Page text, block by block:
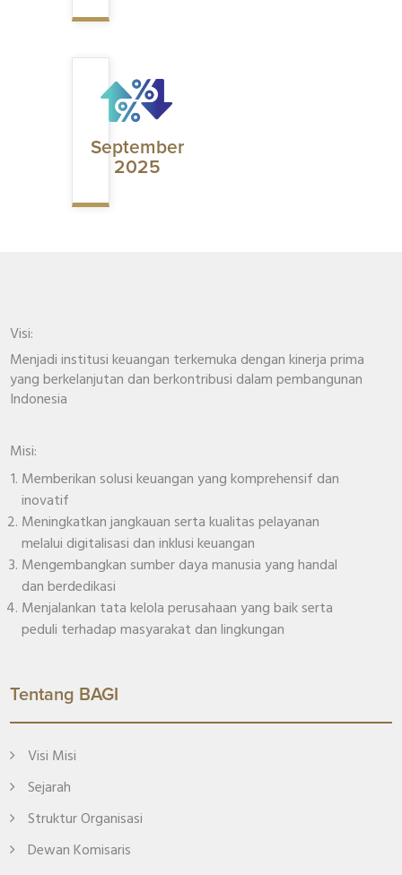
September
2025
Visi:
Menjadi institusi keuangan terkemuka dengan kinerja prima
yang berkelanjutan dan berkontribusi dalam pembangunan
Indonesia
Misi:
Memberikan solusi keuangan yang komprehensif dan
inovatif
Meningkatkan jangkauan serta kualitas pelayanan
melalui digitalisasi dan inklusi keuangan
Mengembangkan sumber daya manusia yang handal
dan berdedikasi
Menjalankan tata kelola perusahaan yang baik serta
peduli terhadap masyarakat dan lingkungan
Tentang BAGI
Visi Misi
Sejarah
Struktur Organisasi
Dewan Komisaris